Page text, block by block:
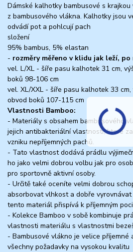
Dámské kalhotky bambusové s
z bambusového vlákna. Kalhotky jsou
odvádí pot a pohlcují pach
složení
95% bambus, 5% elastan
- rozměry měřeno v klidu jak leží,
vel. L/XL - šíře pasu kalhotek 31 cm,
boků 98-106 cm
vel. XL/XXL - šíře pasu kalhotek 33
obvod boků 107-115 cm
Vlastnosti Bamboo:
- Materiály s obsahem bambusového
jejich antibakteriální vlastnosti, které
vzniku nepříjemných pachů.
- Tato vlastnost dodává prádlu
ho jako velmi dobrou volbu jak pro
pro sportovně aktivní osoby.
- Určitě také oceníte velmi dobrou
absorbovat vlhkost a dobře
tento materiál přispívá k příjemným
- Kolekce Bamboo v sobě kombinuje
vlastnosti materiálu s vlastnostmi
- Bambusové vlákno je velice příjemné
všechny požadavky na vysokou kvalitu